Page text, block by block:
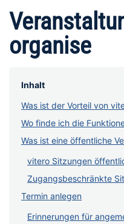
organise
Inhalt
Was ist der Vorteil von
Wo finde ich die
Was ist eine öffentliche
vitero Sitzungen
Zugangsbeschränkte
Termin anlegen
Erinnerungen für